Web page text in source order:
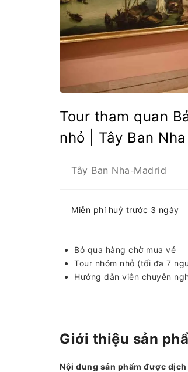
Tour tham quan
nhỏ | Tây Ban Nha
Tây Ban Nha-Madrid
Miễn phí huỷ trước 3 ngày
Bỏ qua hàng chờ mua vé
Tour nhóm nhỏ (tối đa 7
Hướng dẫn viên chuyên
Giới thiệu sản
Nội dung sản phẩm được